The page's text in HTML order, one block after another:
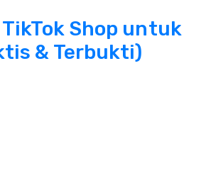
Shop untuk
& Terbukti)